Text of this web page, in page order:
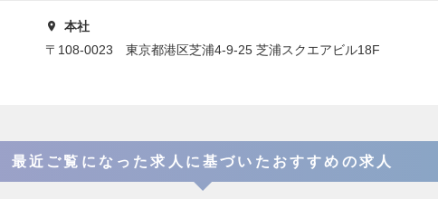
本社
〒108-0023 東京都港区芝浦4-9-25 芝浦スクエアビル18F
最近ご覧になった求人に基づいたおすすめの求人